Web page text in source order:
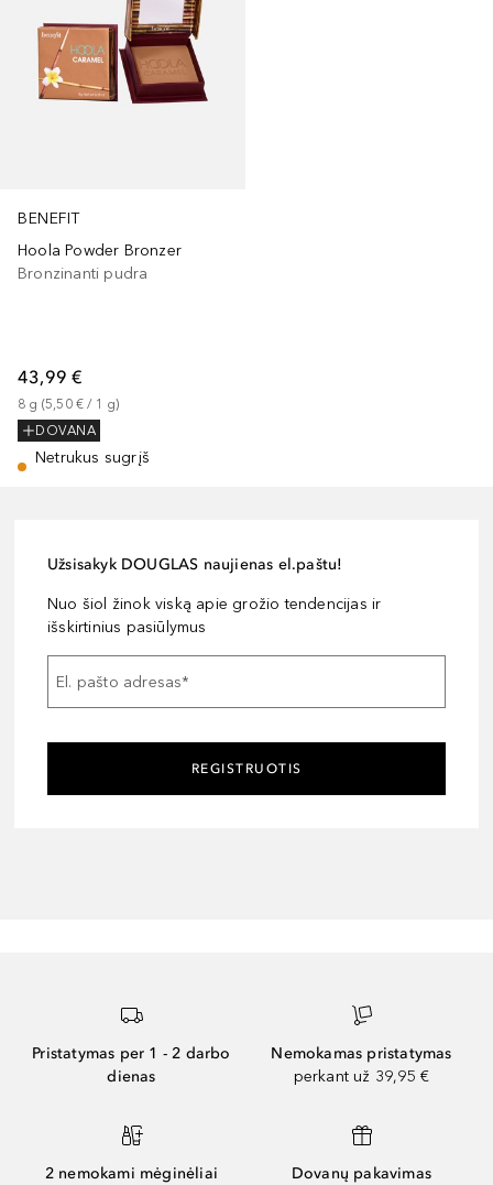
BENEFIT
Hoola Powder Bronzer
Bronzinanti pudra
43,99 €
8 g (5,50 € / 1 g)
DOVANA
Netrukus sugrįš
Užsisakyk DOUGLAS naujienas el.paštu!
Nuo šiol žinok viską apie grožio tendencijas ir
išskirtinius pasiūlymus
El. pašto adresas*
REGISTRUOTIS
Pristatymas per 1 - 2 darbo
dienas
Nemokamas pristatymas
perkant už 39,95 €
2 nemokami mėginėliai Dovanų pakavimas